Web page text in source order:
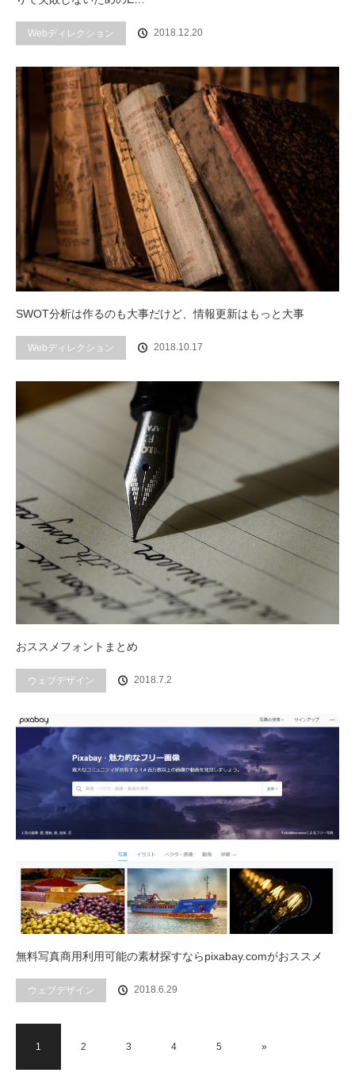
Webディレクション 2018.12.20
SWOT分析は作るのも大事だけど、情報更新はもっと大事
Webディレクション 2018.10.17
おススメフォントまとめ
ウェブデザイン 2018.7.2
無料写真商用利用可能の素材探すならpixabay.comがおススメ
ウェブデザイン 2018.6.29
1 2 3 4 5 »